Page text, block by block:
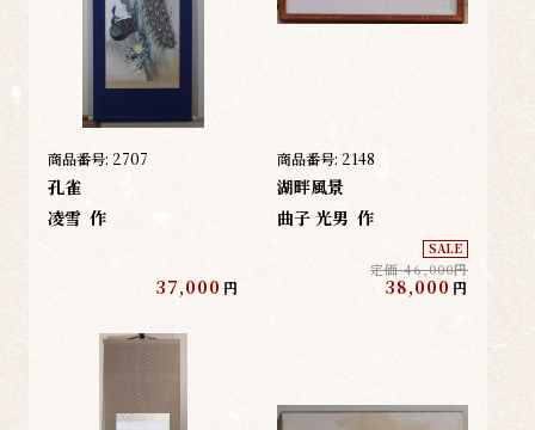
商品番号: 2707
孔雀
凌雪 作
37,000 円
商品番号: 2148
湖畔風景
曲子 光男 作
SALE
定価 46,000円
38,000 円